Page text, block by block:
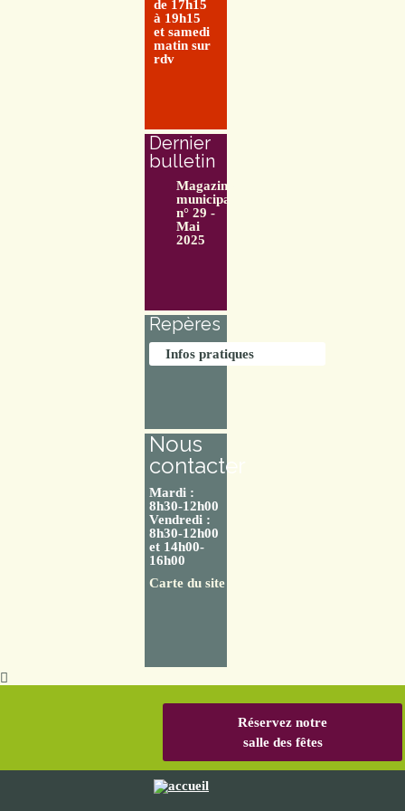
de 17h15
à 19h15
et samedi
matin sur
rdv
Dernier
bulletin
Magazine
municipal
n° 29 -
Mai
2025
Repères
Infos pratiques
Nous
contacter
Mardi :
8h30-12h00
Vendredi :
8h30-12h00
et 14h00-
16h00
Carte du site
Réservez notre
salle des fêtes